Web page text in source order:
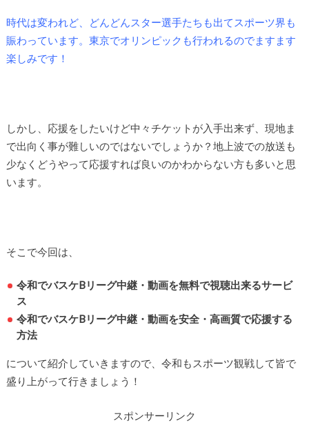
時代は変われど、どんどんスター選手たちも出てスポーツ界も
賑わっています。東京でオリンピックも行われるのでますます
楽しみです！
しかし、応援をしたいけど中々チケットが入手出来ず、現地ま
で出向く事が難しいのではないでしょうか？地上波での放送も
少なくどうやって応援すれば良いのかわからない方も多いと思
います。
そこで今回は、
令和でバスケBリーグ中継・動画を無料で視聴出来るサービ
ス
令和でバスケBリーグ中継・動画を安全・高画質で応援する
方法
について紹介していきますので、令和もスポーツ観戦して皆で
盛り上がって行きましょう！
スポンサーリンク